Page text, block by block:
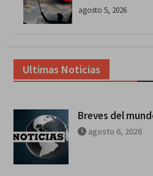
agosto 5, 2026
Ultimas Noticias
Breves del
agosto 6, 2026